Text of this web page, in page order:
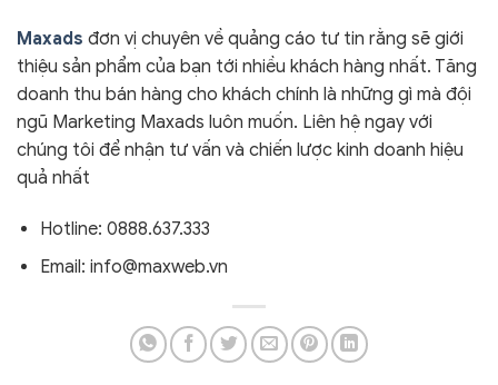
Maxads đơn vị chuyên về quảng cáo tư tin rằng sẽ giới
thiệu sản phẩm của bạn tới nhiều khách hàng nhất. Tăng
doanh thu bán hàng cho khách chính là những gì mà đội
ngũ Marketing Maxads luôn muốn. Liên hệ ngay với
chúng tôi để nhận tư vấn và chiến lược kinh doanh hiệu
quả nhất
Hotline: 0888.637.333
Email: info@maxweb.vn